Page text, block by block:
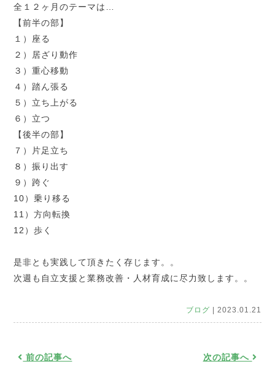
全１２ ヶ月のテーマは
【前半の部】
１）座る
２）居ざり動作
３）重心移動
４）踏ん張る
５）立ち上がる
６）立つ
【後半の部】
７）片足立ち
８）振り出す
９）跨ぐ
10）乗り移る
11 ）方向転換
12 ）歩く
是非とも実践して頂きたく存じます。。
次週も自立支援と業務改善・人材育成に尽力致します。。
ブログ | 2023.01.21
前の記事へ 次の記事へ